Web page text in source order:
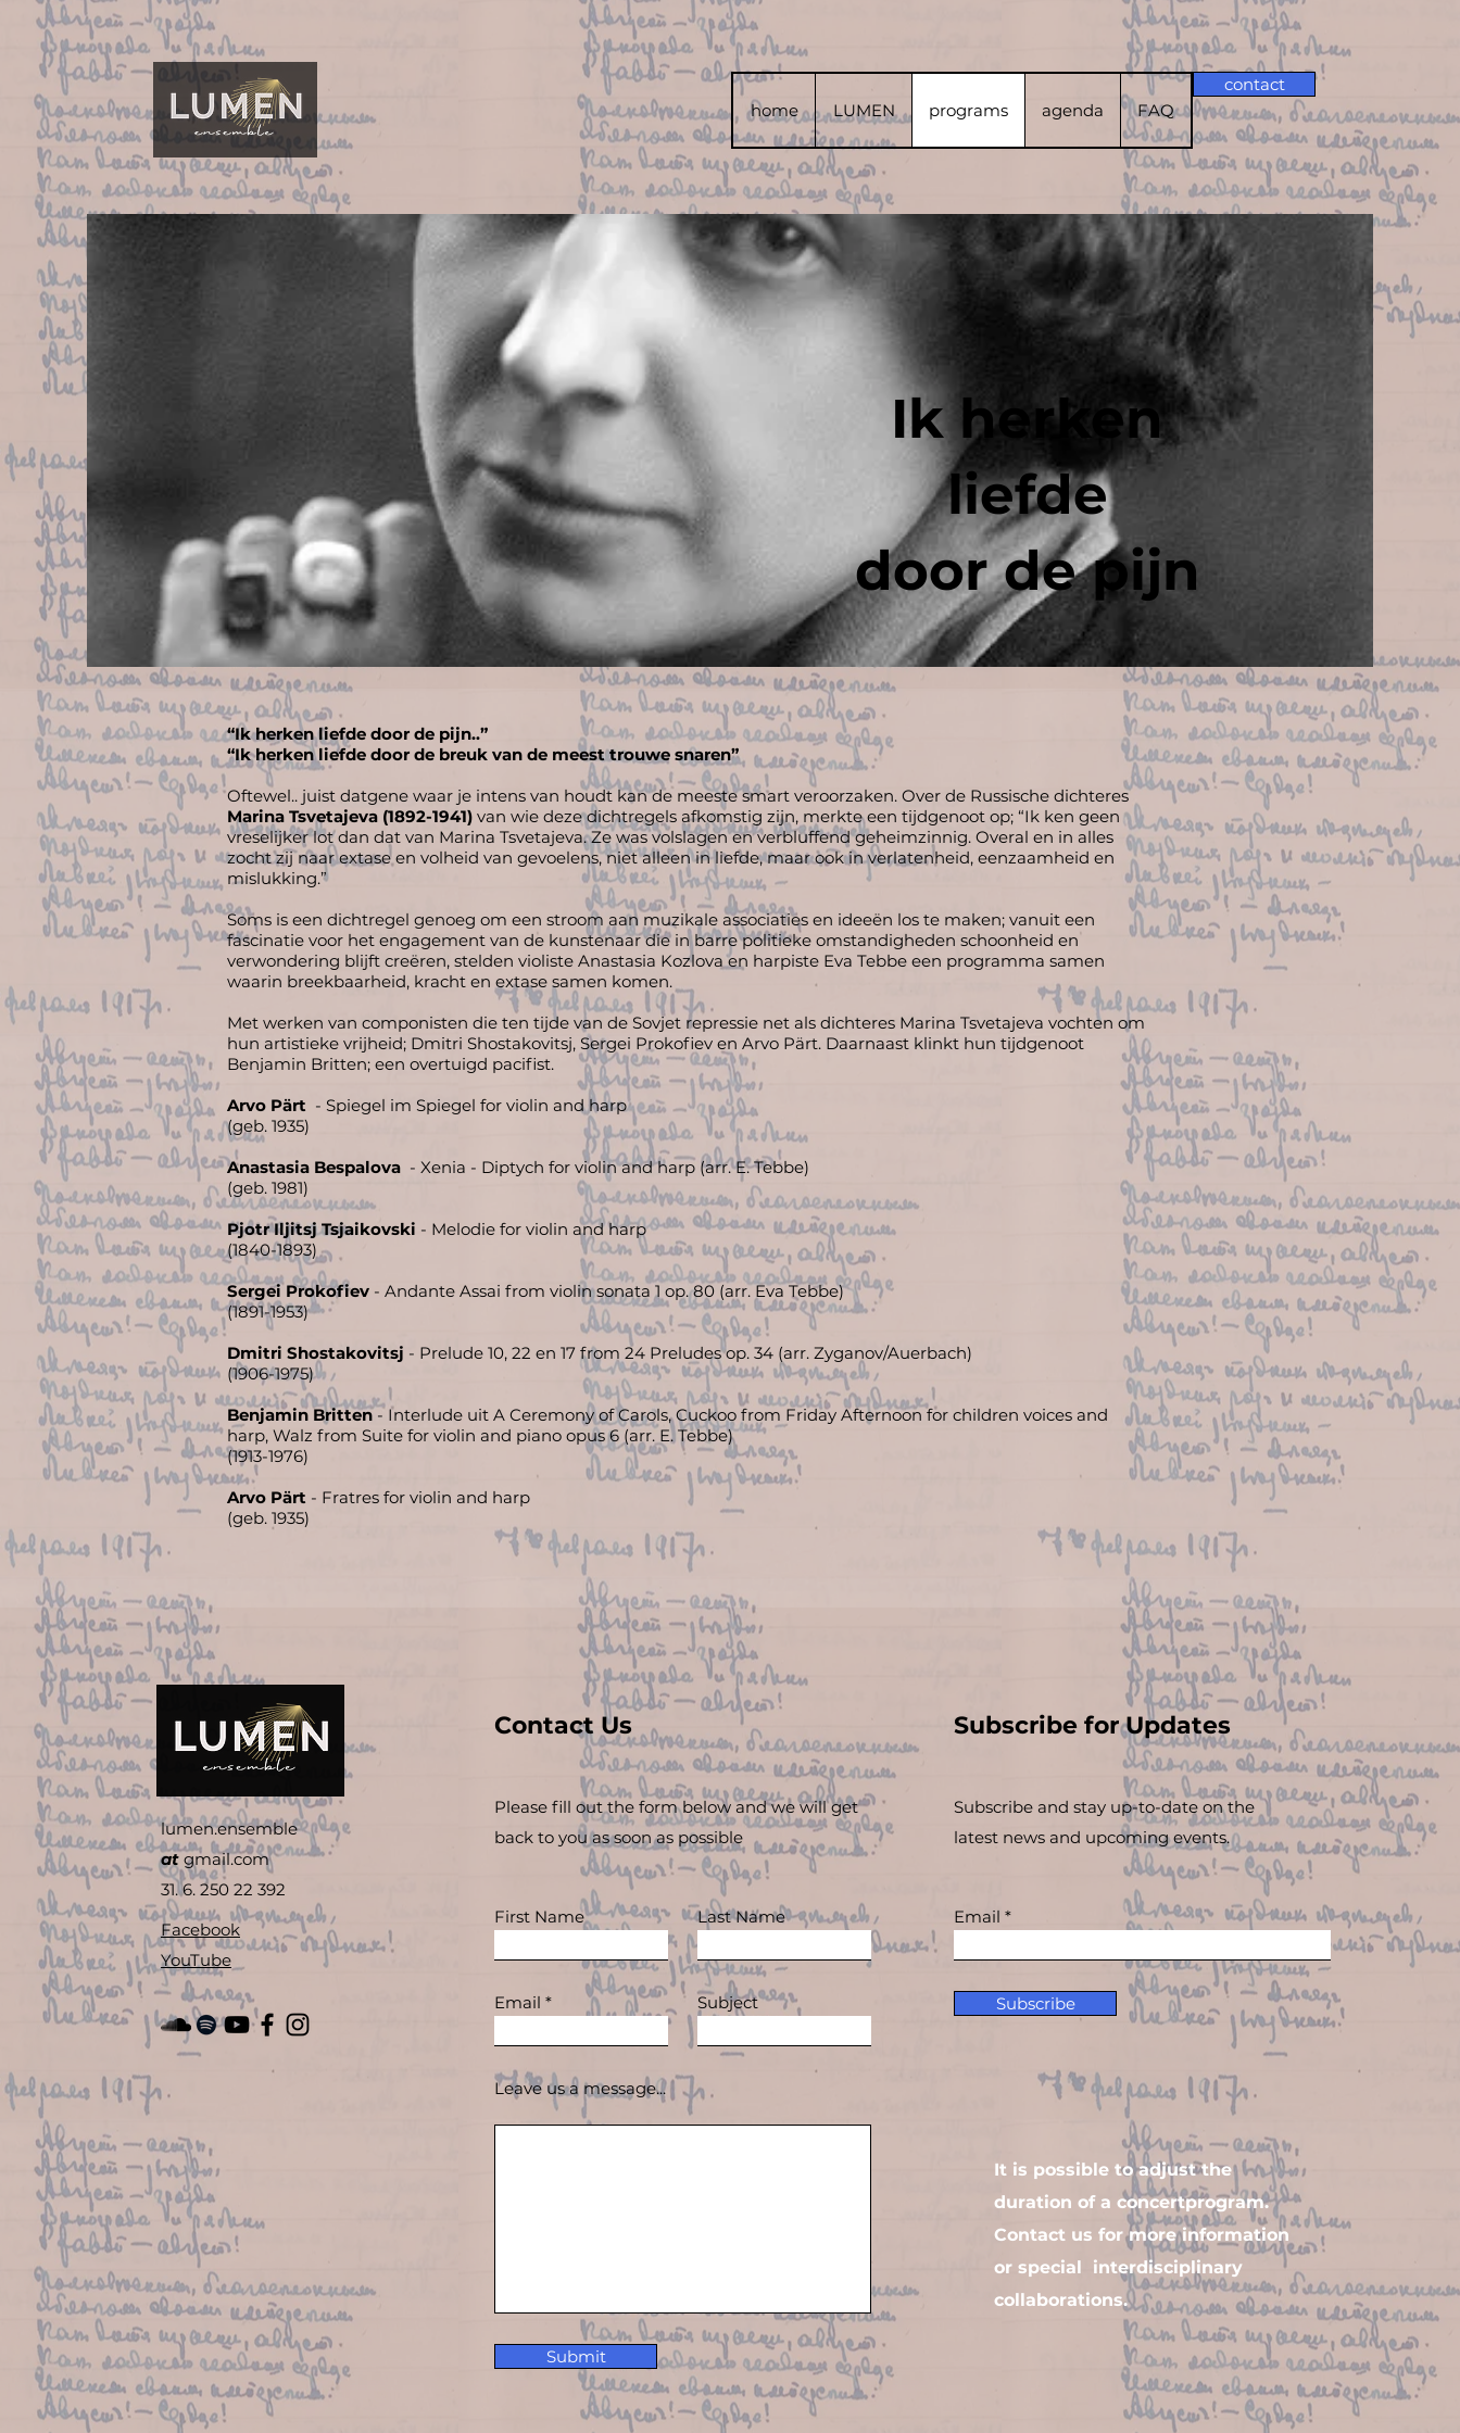
home LUMEN programs agenda FAQ
contact
Ik herken
liefde
door de pijn
“Ik herken liefde door de pijn..”
“Ik herken liefde door de breuk van de meest trouwe snaren”
Oftewel.. juist datgene waar je intens van houdt kan de meeste smart veroorzaken. Over de Russische dichteres
Marina Tsvetajeva (1892-1941) van wie deze dichtregels afkomstig zijn, merkte een tijdgenoot op; “Ik ken geen
vreselijker lot dan dat van Marina Tsvetajeva. Ze was volslagen en verbluffend geheimzinnig. Overal en in alles
zocht zij naar extase en volheid van gevoelens, niet alleen in liefde, maar ook in verlatenheid, eenzaamheid en
mislukking.”
Soms is een dichtregel genoeg om een stroom aan muzikale associaties en ideeën los te maken; vanuit een
fascinatie voor het engagement van de kunstenaar die in barre politieke omstandigheden schoonheid en
verwondering blijft creëren, stelden violiste Anastasia Kozlova en harpiste Eva Tebbe een programma samen
waarin breekbaarheid, kracht en extase samen komen.
Met werken van componisten die ten tijde van de Sovjet repressie net als dichteres Marina Tsvetajeva vochten om
hun artistieke vrijheid; Dmitri Shostakovitsj, Sergei Prokofiev en Arvo Pärt. Daarnaast klinkt hun tijdgenoot
Benjamin Britten; een overtuigd pacifist.
Arvo Pärt - Spiegel im Spiegel for violin and harp
(geb. 1935)
Anastasia Bespalova - Xenia - Diptych for violin and harp (arr. E. Tebbe)
(geb. 1981)
Pjotr Iljitsj Tsjaikovski - Melodie for violin and harp
(1840-1893)
Sergei Prokofiev - Andante Assai from violin sonata 1 op. 80 (arr. Eva Tebbe)
(1891-1953)
Dmitri Shostakovitsj - Prelude 10, 22 en 17 from 24 Preludes op. 34 (arr. Zyganov/Auerbach)
(1906-1975)
Benjamin Britten- Interlude uit A Ceremony of Carols, Cuckoo from Friday Afternoon for children voices and
harp, Walz from Suite for violin and piano opus 6 (arr. E. Tebbe)
(1913-1976)
Arvo Pärt - Fratres for violin and harp
(geb. 1935)
lumen.ensemble
atgmail.com
31. 6. 250 22 392
Facebook
YouTube
Contact Us
Please fill out the form below and we will get
back to you as soon as possible
First Name Last Name
Email Subject
Leave us a message...
Submit
Subscribe for Updates
Subscribe and stay up-to-​date on the
latest news and upcoming events.
Email
Subscribe
It is possible to adjust the
duration of a concertprogram.
Contact us for more information
or special interdisciplinary
collaborations.